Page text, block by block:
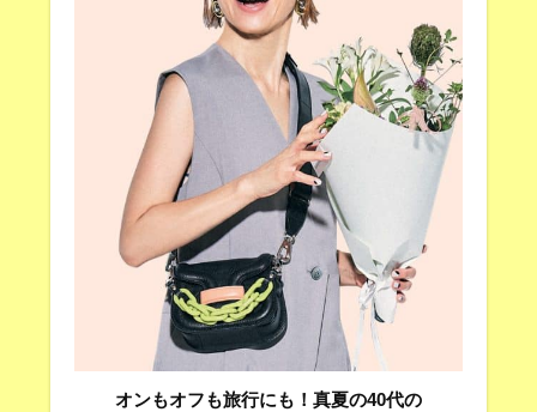
オンもオフも旅行にも！真夏の40代の